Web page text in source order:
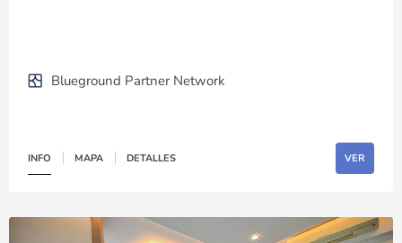
Blueground Partner Network
INFO MAPA DETALLES VER